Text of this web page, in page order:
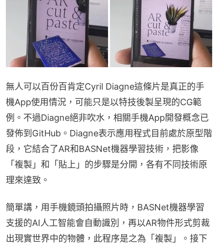
無人可以百份百肯定Cyril Diagne這條片是真正的手
機App使用情況，可能只是以特技後製呈現的CG範
例。不過Diagne絕非吹水，相關手機App開發概念已
發佈到GitHub。Diagne表示應用程式目前處於原型階
段，它結合了AR和BASNet機器學習技術，把影像
「複製」和「貼上」的步驟是分開，各有不同技術原
理來達致。
簡單講，用手機鏡頭拍攝照片時，BASNet機器學習
支援的AI人工智能會自動識別，再以AR物件形式剪裁
出現實世界中的物體，此程序是之為「複製」。接下